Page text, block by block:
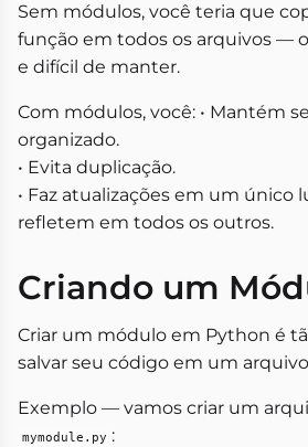
Sem módulos, você teria que
função em todos os arquivos —
e difícil de manter.
Com módulos, você: • Mantém
organizado.
• Evita duplicação.
• Faz atualizações em um único
refletem em todos os outros.
Criando um
Criar um módulo em Python é
salvar seu código em um arquivo
Exemplo — vamos criar um
mymodule.py :